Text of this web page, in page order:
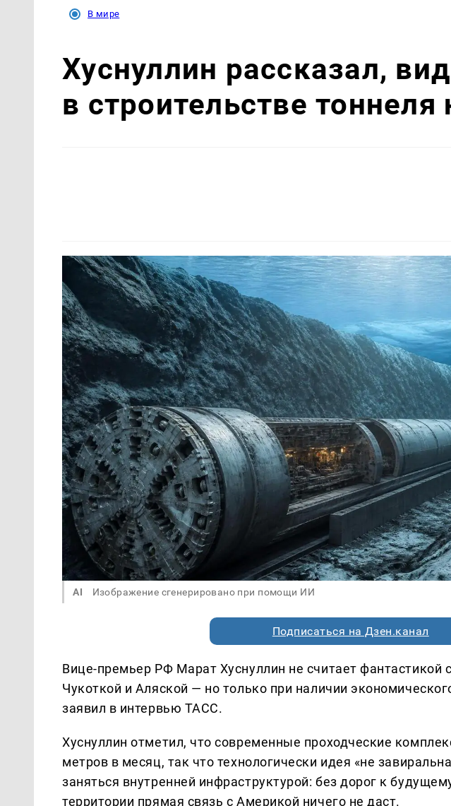
В мире
Хуснуллин рассказал,
в строительстве тоннеля
AI Изображение сгенерировано при помощи ИИ
Подписаться на Дзен.канал
Вице-премьер РФ Марат Хуснуллин не считает фантастикой
Чукоткой и Аляской — но только при наличии
заявил в интервью ТАСС.
Хуснуллин отметил, что современные проходческие
метров в месяц, так что технологически идея «не
заняться внутренней инфраструктурой: без дорог к
территории прямая связь с Америкой ничего не даст.